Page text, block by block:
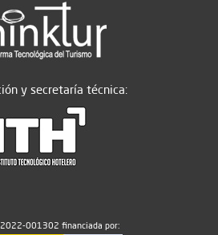
y secretaría técnica:
001302 financiada por: